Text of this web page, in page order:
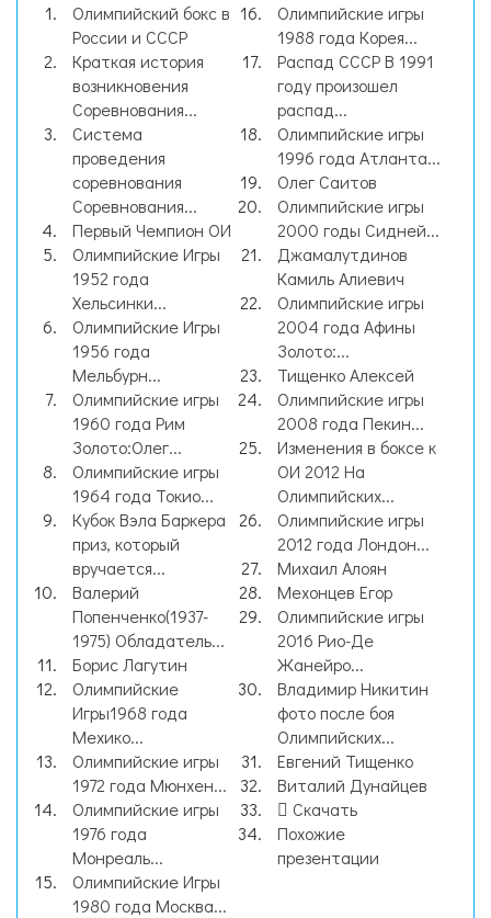
Олимпийский бокс в
России и СССР
Краткая история
возникновения
Соревнования...
Система
проведения
соревнования
Соревнования...
Первый Чемпион ОИ
Олимпийские Игры
1952 года
Хельсинки...
Олимпийские Игры
1956 года
Мельбурн...
Олимпийские игры
1960 года Рим
Золото:Олег...
Олимпийские игры
1964 года Токио...
Кубок Вэла Баркера
приз, который
вручается...
Валерий
Попенченко(1937-
1975) Обладатель...
Борис Лагутин
Олимпийские
Игры1968 года
Мехико...
Олимпийские игры
1972 года Мюнхен...
Олимпийские игры
1976 года
Монреаль...
Олимпийские Игры
1980 года Москва...
Олимпийские игры
1988 года Корея...
Распад СССР В 1991
году произошел
распад...
Олимпийские игры
1996 года Атланта...
Олег Саитов
Олимпийские игры
2000 годы Сидней...
Джамалутдинов
Камиль Алиевич
Олимпийские игры
2004 года Афины
Золото:...
Тищенко Алексей
Олимпийские игры
2008 года Пекин...
Изменения в боксе к
ОИ 2012 На
Олимпийских...
Олимпийские игры
2012 года Лондон...
Михаил Алоян
Мехонцев Егор
Олимпийские игры
2016 Рио-Де
Жанейро...
Владимир Никитин
фото после боя
Олимпийских...
Евгений Тищенко
Виталий Дунайцев
Скачать
Похожие
презентации